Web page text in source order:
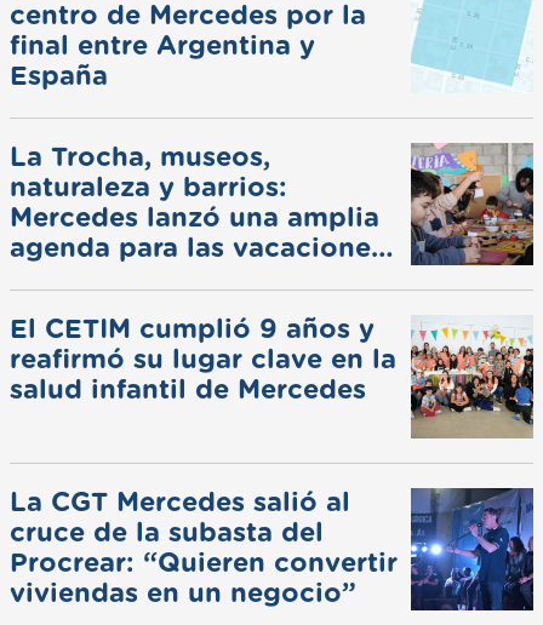
centro de Mercedes por la
final entre Argentina y
España
La Trocha, museos,
naturaleza y barrios:
Mercedes lanzó una amplia
agenda para las vacaciones
El CETIM cumplió 9 años y
reafirmó su lugar clave en la
salud infantil de Mercedes
La CGT Mercedes salió al
cruce de la subasta del
Procrear: “Quieren convertir
viviendas en un negocio”